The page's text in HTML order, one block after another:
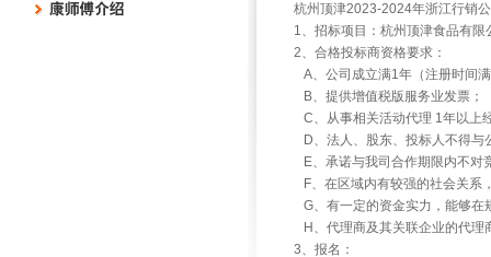
杭州顶津2023-2024年浙江行销
1、招标项目：杭州顶津食品有
2、合格投标商资格要求：
A、公司成立满1年（注册时间
B、提供增值税版服务业发票；
C、从事相关活动代理 1年以上
D、法人、股东、投标人不得与
E、承诺与我司合作期限内不对
F、在区域内有较强的社会关系
G、有一定的资金实力，能够在
H、代理商及其关联企业的代理
3、报名：